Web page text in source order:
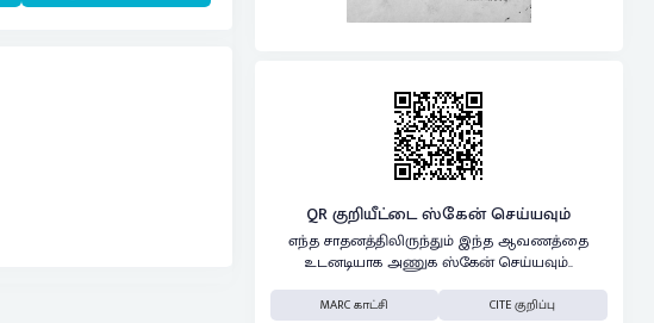
QR குறியீட்டை ஸ்கேன் செய்யவும்
எந்த சாதனத்திலிருந்தும் இந்த ஆவணத்தை
உடனடியாக அணுக ஸ்கேன் செய்யவும்..
MARC காட்சி CITE குறிப்பு